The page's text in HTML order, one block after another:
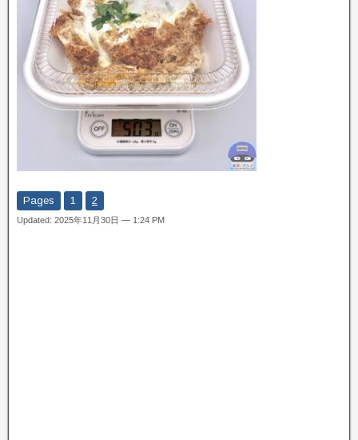
Pages 1 2
Updated: 2025年11月30日 — 1:24 PM